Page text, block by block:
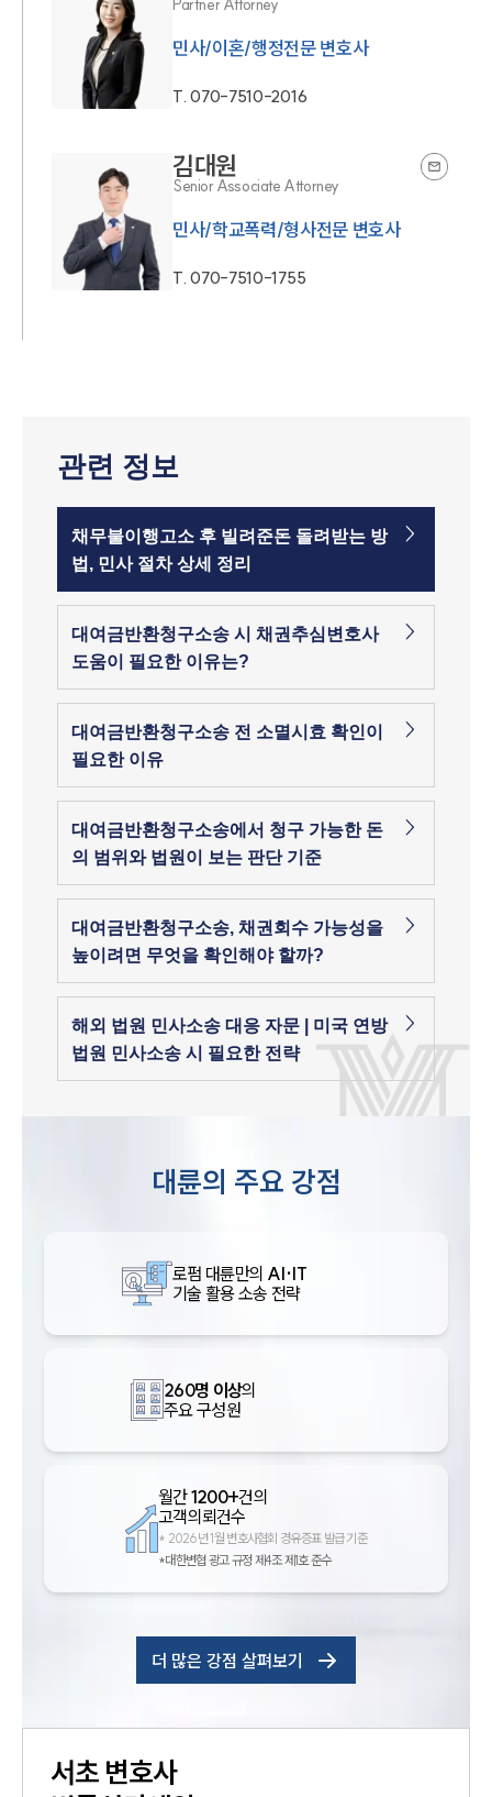
Partner Attorney
민사/이혼/행정전문 변호사
T.070-7510-2016
김대원
Senior Associate Attorney
민사/학교폭력/형사전문 변호사
T.070-7510-1755
관련 정보
채무불이행고소 후 빌려준돈 돌려받는 방
법, 민사 절차 상세 정리
대여금반환청구소송 시 채권추심변호사
도움이 필요한 이유는?
대여금반환청구소송 전 소멸시효 확인이
필요한 이유
대여금반환청구소송에서 청구 가능한 돈
의 범위와 법원이 보는 판단 기준
대여금반환청구소송, 채권회수 가능성을
높이려면 무엇을 확인해야 할까?
해외 법원 민사소송 대응 자문 | 미국 연방
법원 민사소송 시 필요한 전략
대륜의 주요 강점
로펌 대륜만의 AI·IT
기술 활용 소송 전략
260명 이상의
주요 구성원
월간1200+건의
고객의뢰건수
* 2026년 1월 변호사협회 경유증표 발급 기준
*대한변협 광고 규정 제4조 제1호 준수
더 많은 강점 살펴보기
서초 변호사